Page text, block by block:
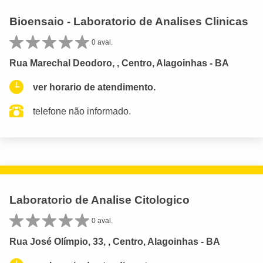
Bioensaio - Laboratorio de Analises Clinicas
0 aval.
Rua Marechal Deodoro, , Centro, Alagoinhas - BA
ver horario de atendimento.
telefone não informado.
Laboratorio de Analise Citologico
0 aval.
Rua José Olímpio, 33, , Centro, Alagoinhas - BA